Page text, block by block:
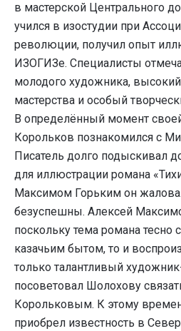
в мастерской Центрального
учился в изостудии при
революции, получил опыт
ИЗОГИЗе. Специалисты
молодого художника,
мастерства и особый
В определённый момент
Корольков познакомился с
Писатель долго подыскивал
для иллюстрации романа
Максимом Горьким он
безуспешны. Алексей
поскольку тема романа тесно
казачьим бытом, то и
только талантливый
посоветовал Шолохову
Корольковым. К этому
приобрел известность в